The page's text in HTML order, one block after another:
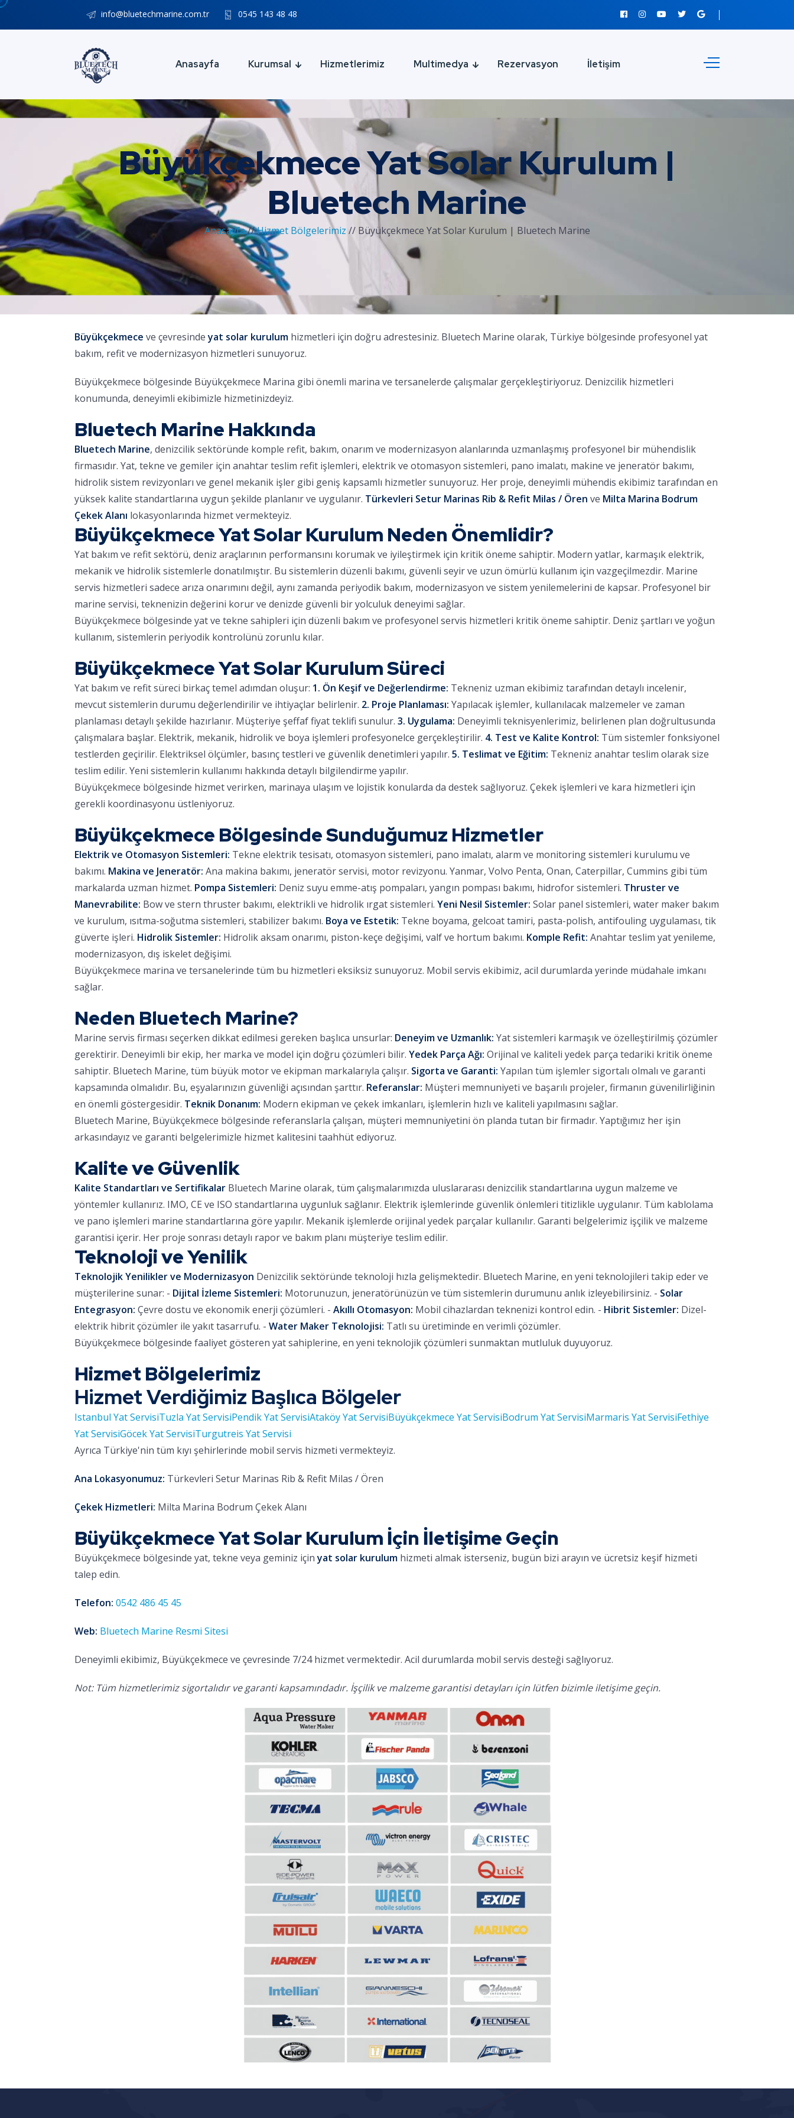
info@bluetechmarine.com.tr 0545 143 48 48
Anasayfa Kurumsal Hizmetlerimiz Multimedya Rezervasyon İletişim
Büyükçekmece Yat Solar Kurulum |
Bluetech Marine
Anasayfa//Hizmet Bölgelerimiz // Büyükçekmece Yat Solar Kurulum | Bluetech Marine
Büyükçekmece ve çevresindeyat solar kurulum hizmetleri için doğru adrestesiniz. Bluetech Marine olarak, Türkiye bölgesinde profesyonel yat
bakım, refit ve modernizasyon hizmetleri sunuyoruz.
Büyükçekmece bölgesinde Büyükçekmece Marina gibi önemli marina ve tersanelerde çalışmalar gerçekleştiriyoruz. Denizcilik hizmetleri
konumunda, deneyimli ekibimizle hizmetinizdeyiz.
Bluetech Marine Hakkında
Bluetech Marine, denizcilik sektöründe komple refit, bakım, onarım ve modernizasyon alanlarında uzmanlaşmış profesyonel bir mühendislik
firmasıdır. Yat, tekne ve gemiler için anahtar teslim refit işlemleri, elektrik ve otomasyon sistemleri, pano imalatı, makine ve jeneratör bakımı,
hidrolik sistem revizyonları ve genel mekanik işler gibi geniş kapsamlı hizmetler sunuyoruz. Her proje, deneyimli mühendis ekibimiz tarafından en
yüksek kalite standartlarına uygun şekilde planlanır ve uygulanır. Türkevleri Setur Marinas Rib & Refit Milas / Ören ve Milta Marina Bodrum
Çekek Alanı lokasyonlarında hizmet vermekteyiz.
Büyükçekmece Yat Solar Kurulum Neden Önemlidir?
Yat bakım ve refit sektörü, deniz araçlarının performansını korumak ve iyileştirmek için kritik öneme sahiptir. Modern yatlar, karmaşık elektrik,
mekanik ve hidrolik sistemlerle donatılmıştır. Bu sistemlerin düzenli bakımı, güvenli seyir ve uzun ömürlü kullanım için vazgeçilmezdir. Marine
servis hizmetleri sadece arıza onarımını değil, aynı zamanda periyodik bakım, modernizasyon ve sistem yenilemelerini de kapsar. Profesyonel bir
marine servisi, teknenizin değerini korur ve denizde güvenli bir yolculuk deneyimi sağlar.
Büyükçekmece bölgesinde yat ve tekne sahipleri için düzenli bakım ve profesyonel servis hizmetleri kritik öneme sahiptir. Deniz şartları ve yoğun
kullanım, sistemlerin periyodik kontrolünü zorunlu kılar.
Büyükçekmece Yat Solar Kurulum Süreci
Yat bakım ve refit süreci birkaç temel adımdan oluşur: 1. Ön Keşif ve Değerlendirme: Tekneniz uzman ekibimiz tarafından detaylı incelenir,
mevcut sistemlerin durumu değerlendirilir ve ihtiyaçlar belirlenir. 2. Proje Planlaması: Yapılacak işlemler, kullanılacak malzemeler ve zaman
planlaması detaylı şekilde hazırlanır. Müşteriye şeffaf fiyat teklifi sunulur. 3. Uygulama: Deneyimli teknisyenlerimiz, belirlenen plan doğrultusunda
çalışmalara başlar. Elektrik, mekanik, hidrolik ve boya işlemleri profesyonelce gerçekleştirilir. 4. Test ve Kalite Kontrol: Tüm sistemler fonksiyonel
testlerden geçirilir. Elektriksel ölçümler, basınç testleri ve güvenlik denetimleri yapılır. 5. Teslimat ve Eğitim: Tekneniz anahtar teslim olarak size
teslim edilir. Yeni sistemlerin kullanımı hakkında detaylı bilgilendirme yapılır.
Büyükçekmece bölgesinde hizmet verirken, marinaya ulaşım ve lojistik konularda da destek sağlıyoruz. Çekek işlemleri ve kara hizmetleri için
gerekli koordinasyonu üstleniyoruz.
Büyükçekmece Bölgesinde Sunduğumuz Hizmetler
Elektrik ve Otomasyon Sistemleri: Tekne elektrik tesisatı, otomasyon sistemleri, pano imalatı, alarm ve monitoring sistemleri kurulumu ve
bakımı. Makina ve Jeneratör: Ana makina bakımı, jeneratör servisi, motor revizyonu. Yanmar, Volvo Penta, Onan, Caterpillar, Cummins gibi tüm
markalarda uzman hizmet. Pompa Sistemleri: Deniz suyu emme-atış pompaları, yangın pompası bakımı, hidrofor sistemleri. Thruster ve
Manevrabilite: Bow ve stern thruster bakımı, elektrikli ve hidrolik ırgat sistemleri. Yeni Nesil Sistemler: Solar panel sistemleri, water maker bakım
ve kurulum, ısıtma-soğutma sistemleri, stabilizer bakımı. Boya ve Estetik: Tekne boyama, gelcoat tamiri, pasta-polish, antifouling uygulaması, tik
güverte işleri. Hidrolik Sistemler: Hidrolik aksam onarımı, piston-keçe değişimi, valf ve hortum bakımı. Komple Refit: Anahtar teslim yat yenileme,
modernizasyon, dış iskelet değişimi.
Büyükçekmece marina ve tersanelerinde tüm bu hizmetleri eksiksiz sunuyoruz. Mobil servis ekibimiz, acil durumlarda yerinde müdahale imkanı
sağlar.
Neden Bluetech Marine?
Marine servis firması seçerken dikkat edilmesi gereken başlıca unsurlar: Deneyim ve Uzmanlık: Yat sistemleri karmaşık ve özelleştirilmiş çözümler
gerektirir. Deneyimli bir ekip, her marka ve model için doğru çözümleri bilir. Yedek Parça Ağı: Orijinal ve kaliteli yedek parça tedariki kritik öneme
sahiptir. Bluetech Marine, tüm büyük motor ve ekipman markalarıyla çalışır. Sigorta ve Garanti: Yapılan tüm işlemler sigortalı olmalı ve garanti
kapsamında olmalıdır. Bu, eşyalarınızın güvenliği açısından şarttır. Referanslar: Müşteri memnuniyeti ve başarılı projeler, firmanın güvenilirliğinin
en önemli göstergesidir. Teknik Donanım: Modern ekipman ve çekek imkanları, işlemlerin hızlı ve kaliteli yapılmasını sağlar.
Bluetech Marine, Büyükçekmece bölgesinde referanslarla çalışan, müşteri memnuniyetini ön planda tutan bir firmadır. Yaptığımız her işin
arkasındayız ve garanti belgelerimizle hizmet kalitesini taahhüt ediyoruz.
Kalite ve Güvenlik
Kalite Standartları ve Sertifikalar Bluetech Marine olarak, tüm çalışmalarımızda uluslararası denizcilik standartlarına uygun malzeme ve
yöntemler kullanırız. IMO, CE ve ISO standartlarına uygunluk sağlanır. Elektrik işlemlerinde güvenlik önlemleri titizlikle uygulanır. Tüm kablolama
ve pano işlemleri marine standartlarına göre yapılır. Mekanik işlemlerde orijinal yedek parçalar kullanılır. Garanti belgelerimiz işçilik ve malzeme
garantisi içerir. Her proje sonrası detaylı rapor ve bakım planı müşteriye teslim edilir.
Teknoloji ve Yenilik
Teknolojik Yenilikler ve Modernizasyon Denizcilik sektöründe teknoloji hızla gelişmektedir. Bluetech Marine, en yeni teknolojileri takip eder ve
müşterilerine sunar: - Dijital İzleme Sistemleri: Motorunuzun, jeneratörünüzün ve tüm sistemlerin durumunu anlık izleyebilirsiniz. - Solar
Entegrasyon: Çevre dostu ve ekonomik enerji çözümleri. - Akıllı Otomasyon: Mobil cihazlardan teknenizi kontrol edin. - Hibrit Sistemler: Dizel-
elektrik hibrit çözümler ile yakıt tasarrufu. - Water Maker Teknolojisi: Tatlı su üretiminde en verimli çözümler.
Büyükçekmece bölgesinde faaliyet gösteren yat sahiplerine, en yeni teknolojik çözümleri sunmaktan mutluluk duyuyoruz.
Hizmet Bölgelerimiz
Hizmet Verdiğimiz Başlıca Bölgeler
Istanbul Yat ServisiTuzla Yat ServisiPendik Yat ServisiAtaköy Yat ServisiBüyükçekmece Yat ServisiBodrum Yat ServisiMarmaris Yat ServisiFethiye
Yat ServisiGöcek Yat ServisiTurgutreis Yat Servisi
Ayrıca Türkiye'nin tüm kıyı şehirlerinde mobil servis hizmeti vermekteyiz.
Ana Lokasyonumuz: Türkevleri Setur Marinas Rib & Refit Milas / Ören
Çekek Hizmetleri: Milta Marina Bodrum Çekek Alanı
Büyükçekmece Yat Solar Kurulum İçin İletişime Geçin
Büyükçekmece bölgesinde yat, tekne veya geminiz içinyat solar kurulum hizmeti almak isterseniz, bugün bizi arayın ve ücretsiz keşif hizmeti
talep edin.
Telefon: 0542 486 45 45
Web: Bluetech Marine Resmi Sitesi
Deneyimli ekibimiz, Büyükçekmece ve çevresinde 7/24 hizmet vermektedir. Acil durumlarda mobil servis desteği sağlıyoruz.
Not: Tüm hizmetlerimiz sigortalıdır ve garanti kapsamındadır. İşçilik ve malzeme garantisi detayları için lütfen bizimle iletişime geçin.